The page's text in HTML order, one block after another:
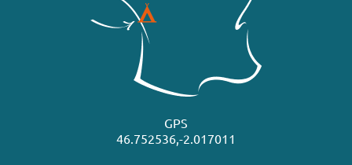
GPS
46.752536,-2.017011